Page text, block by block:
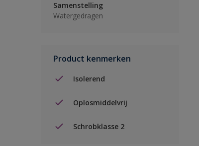
Samenstelling
Watergedragen
Product kenmerken
Isolerend
Oplosmiddelvrij
Schrobklasse 2